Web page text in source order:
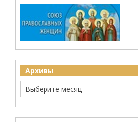
Архивы